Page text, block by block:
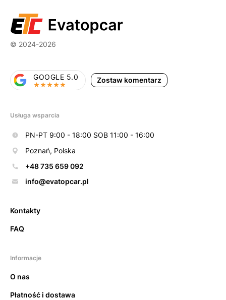
© 2024-2026
Zostaw komentarz
GOOGLE 5.0
Usługa wsparcia
PN-PT 9:00 - 18:00 SOB 11:00 - 16:00
Poznań, Polska
+48 735 659 092
info@evatopcar.pl
Kontakty
FAQ
Informacje
O nas
Płatność i dostawa